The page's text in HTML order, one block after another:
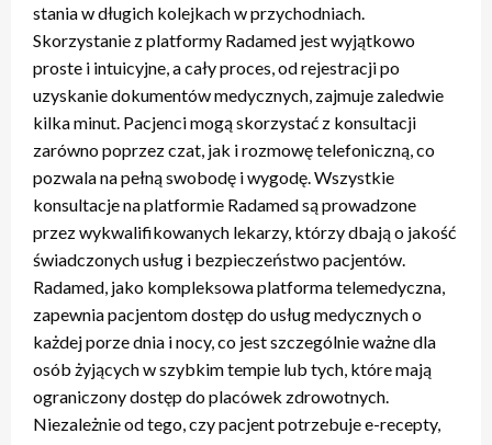
stania w długich kolejkach w przychodniach.
Skorzystanie z platformy Radamed jest wyjątkowo
proste i intuicyjne, a cały proces, od rejestracji po
uzyskanie dokumentów medycznych, zajmuje zaledwie
kilka minut. Pacjenci mogą skorzystać z konsultacji
zarówno poprzez czat, jak i rozmowę telefoniczną, co
pozwala na pełną swobodę i wygodę. Wszystkie
konsultacje na platformie Radamed są prowadzone
przez wykwalifikowanych lekarzy, którzy dbają o jakość
świadczonych usług i bezpieczeństwo pacjentów.
Radamed, jako kompleksowa platforma telemedyczna,
zapewnia pacjentom dostęp do usług medycznych o
każdej porze dnia i nocy, co jest szczególnie ważne dla
osób żyjących w szybkim tempie lub tych, które mają
ograniczony dostęp do placówek zdrowotnych.
Niezależnie od tego, czy pacjent potrzebuje e-recepty,